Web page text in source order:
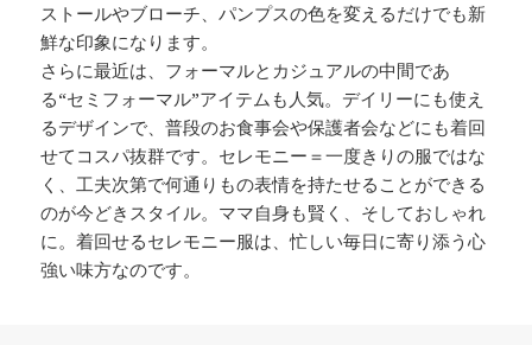
ストールやブローチ、パンプスの色を変えるだけでも新
鮮な印象になります。
さらに最近は、フォーマルとカジュアルの中間であ
る“セミフォーマル”アイテムも人気。デイリーにも使え
るデザインで、普段のお食事会や保護者会などにも着回
せてコスパ抜群です。セレモニー＝一度きりの服ではな
く、工夫次第で何通りもの表情を持たせることができる
のが今どきスタイル。ママ自身も賢く、そしておしゃれ
に。着回せるセレモニー服は、忙しい毎日に寄り添う心
強い味方なのです。